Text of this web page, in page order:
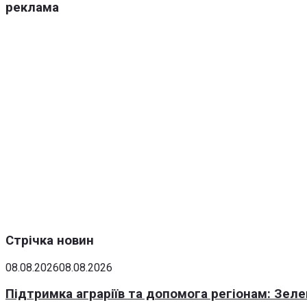
реклама
Стрічка новин
08.08.202608.08.2026
Підтримка аграріїв та допомога регіонам: